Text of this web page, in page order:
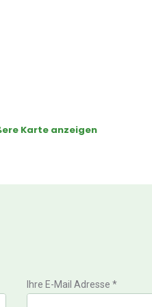
Karte anzeigen
Ihre E-Mail Adresse *